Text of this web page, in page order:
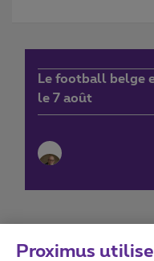
Le football belge
le 7 août
Proximus